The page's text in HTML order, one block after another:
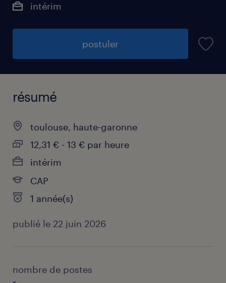
intérim
postuler
résumé
toulouse, haute-garonne
12,31 € - 13 € par heure
intérim
CAP
1 année(s)
publié le 22 juin 2026
nombre de postes